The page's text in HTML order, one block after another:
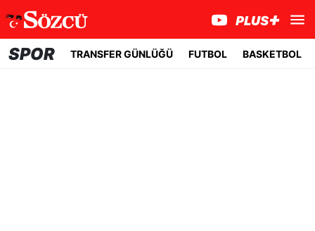
SPOR TRANSFER GÜNLÜĞÜ FUTBOL BASKETBOL